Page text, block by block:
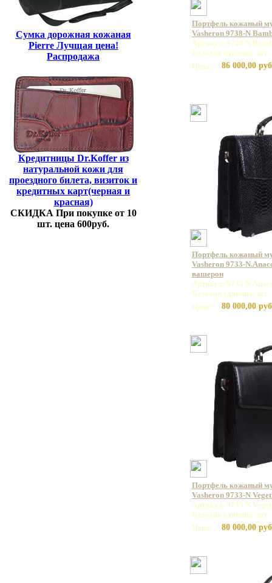
Сумка дорожная кожаная
Pierre Лучщая цена!
Распродажа
Кредитницы Dr.Koffer из
натуральной кожи для
проездного билета, визиток и
кредитных карт(черная и
красная)
СКИДКА При покупке от 10
шт. цена 600руб.
Портфель кожаный
Vasheron 9738-N
Артикул: 9738 N
Базовая единица: шт
Цена:
86 000,00
Портфель кожаный
Vasheron 9733-
вашерон
Артикул: 9733
Базовая единица: шт
Цена:
80 000,00
Портфель кожаный
Vasheron 9733-N
Артикул: 9733 N
Базовая единица: шт
Цена:
80 000,00